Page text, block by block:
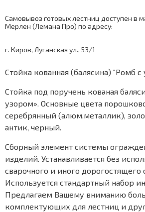
Самовывоз готовых лестниц доступен в
Мерлен (Лемана Про) по адресу:
г. Киров, Луганская ул., 53/1
Стойка кованная (балясина) "Ромб с
Стойка под поручень кованая
узором». Основные цвета
серебрянный (алюм.металлик),
антик, черный.
Сборный элемент системы
изделий. Устанавливается без
сварочного и иного дорогостящего
Используется стандартный набор
Предлагаем Вашему вниманию
комплектующих для лестниц и